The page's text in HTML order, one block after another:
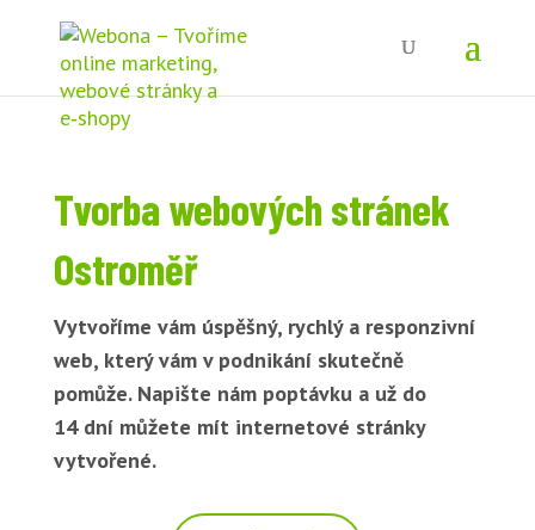
Tvorba webových stránek
Ostroměř
Vytvoříme vám úspěšný, rychlý a responzivní
web, který vám v podnikání skutečně
pomůže. Napište nám poptávku a už do
14 dní můžete mít internetové stránky
vytvořené.